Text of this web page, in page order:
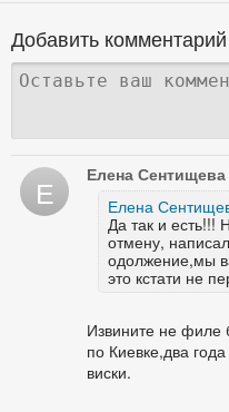
Добавить комментарий
Е Елена Сентищева
Елена
Да так и есть!!!
отмену,
одолжение,мы
это кстати не
Извините не филе
по Киевке,два
виски.